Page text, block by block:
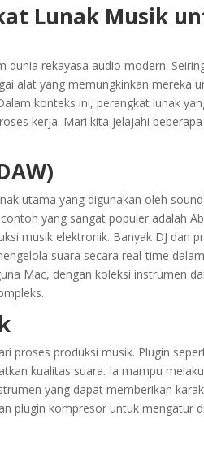
Lunak Musik
rekayasa audio modern.
alat yang memungkinkan mereka
konteks ini, perangkat lunak
kerja. Mari kita jelajahi
utama yang digunakan oleh
yang sangat populer adalah
musik elektronik. Banyak DJ dan
suara secara real-time
Mac, dengan koleksi instrumen
proses produksi musik. Plugin
kualitas suara. Ia mampu
yang dapat memberikan
plugin kompresor untuk mengatur